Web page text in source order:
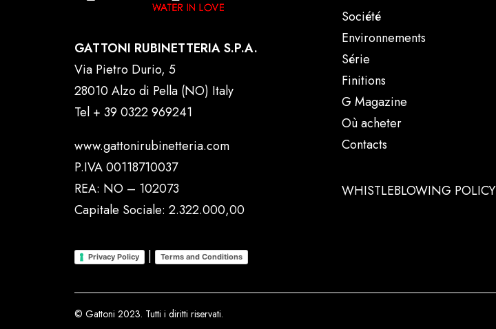
GATTONI RUBINETTERIA S.P.A.
Via Pietro Durio, 5
28010 Alzo di Pella (NO) Italy
Tel + 39 0322 969241
www.gattonirubinetteria.com
P.IVA 00118710037
REA: NO – 102073
Capitale Sociale: 2.322.000,00
Privacy Policy | Terms and Conditions
Société
Environnements
Série
Finitions
G Magazine
Où acheter
Contacts
WHISTLEBLOWING POLICY
© Gattoni 2023. Tutti i diritti riservati.